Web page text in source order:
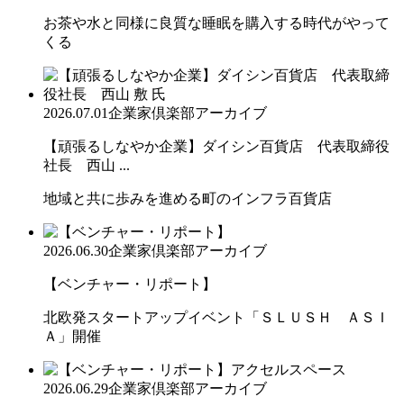
お茶や水と同様に良質な睡眠を購入する時代がやって
くる
2026.07.01企業家倶楽部アーカイブ
【頑張るしなやか企業】ダイシン百貨店 代表取締役
社長 西山 ...
地域と共に歩みを進める町のインフラ百貨店
2026.06.30企業家倶楽部アーカイブ
【ベンチャー・リポート】
北欧発スタートアップイベント「ＳＬＵＳＨ ＡＳＩ
Ａ」開催
2026.06.29企業家倶楽部アーカイブ